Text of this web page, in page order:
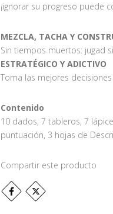
¡ignorar su progreso puede
MEZCLA, TACHA Y
Sin tiempos muertos: jugad
ESTRATÉGICO Y ADICTIVO
Toma las mejores
Contenido
10 dados, 7 tableros, 7
puntuación, 3 hojas de
Compartir este producto